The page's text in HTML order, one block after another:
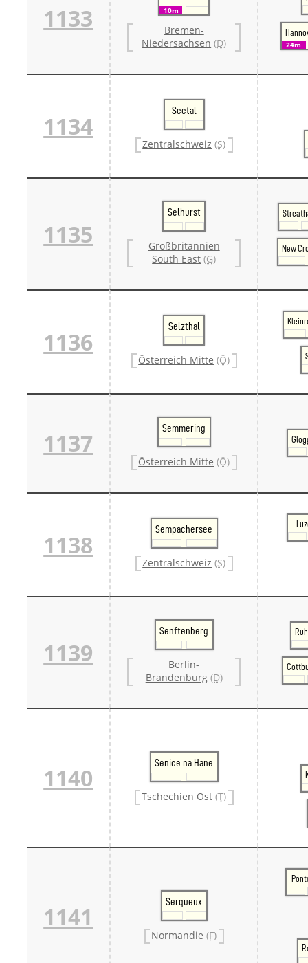
1133 10m
Bremen-
Niedersachsen (D)
24m
1134
Seetal
Zentralschweiz (S)
1135
Selhurst
Großbritannien
South East (G)
New
1136
Selzthal
Österreich Mitte (Ö)
1137
Semmering
Österreich Mitte (Ö)
1138
Sempachersee
Zentralschweiz (S)
1139
Senftenberg
Berlin-
Brandenburg (D)
1140
Senice na Hane
Tschechien Ost (T)
1141
Serqueux
Normandie (F)